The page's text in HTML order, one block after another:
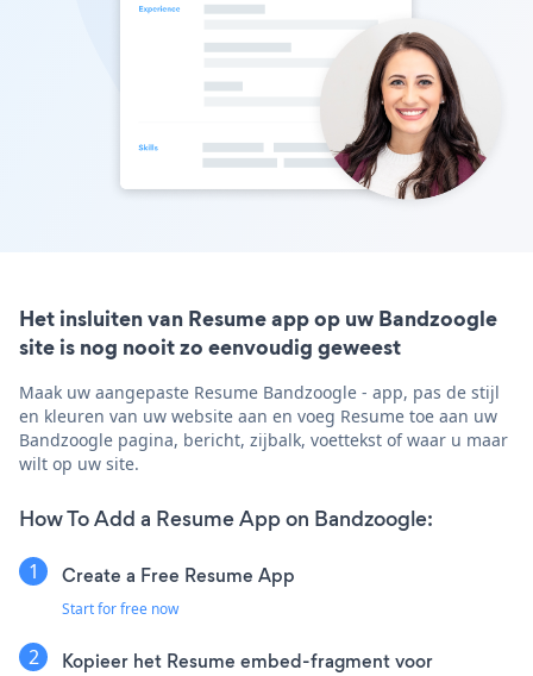
Het insluiten van Resume app op uw Bandzoogle
site is nog nooit zo eenvoudig geweest
Maak uw aangepaste Resume Bandzoogle - app, pas de stijl
en kleuren van uw website aan en voeg Resume toe aan uw
Bandzoogle pagina, bericht, zijbalk, voettekst of waar u maar
wilt op uw site.
How To Add a Resume App on Bandzoogle:
Create a Free Resume App
Start for free now
Kopieer het Resume embed-fragment voor